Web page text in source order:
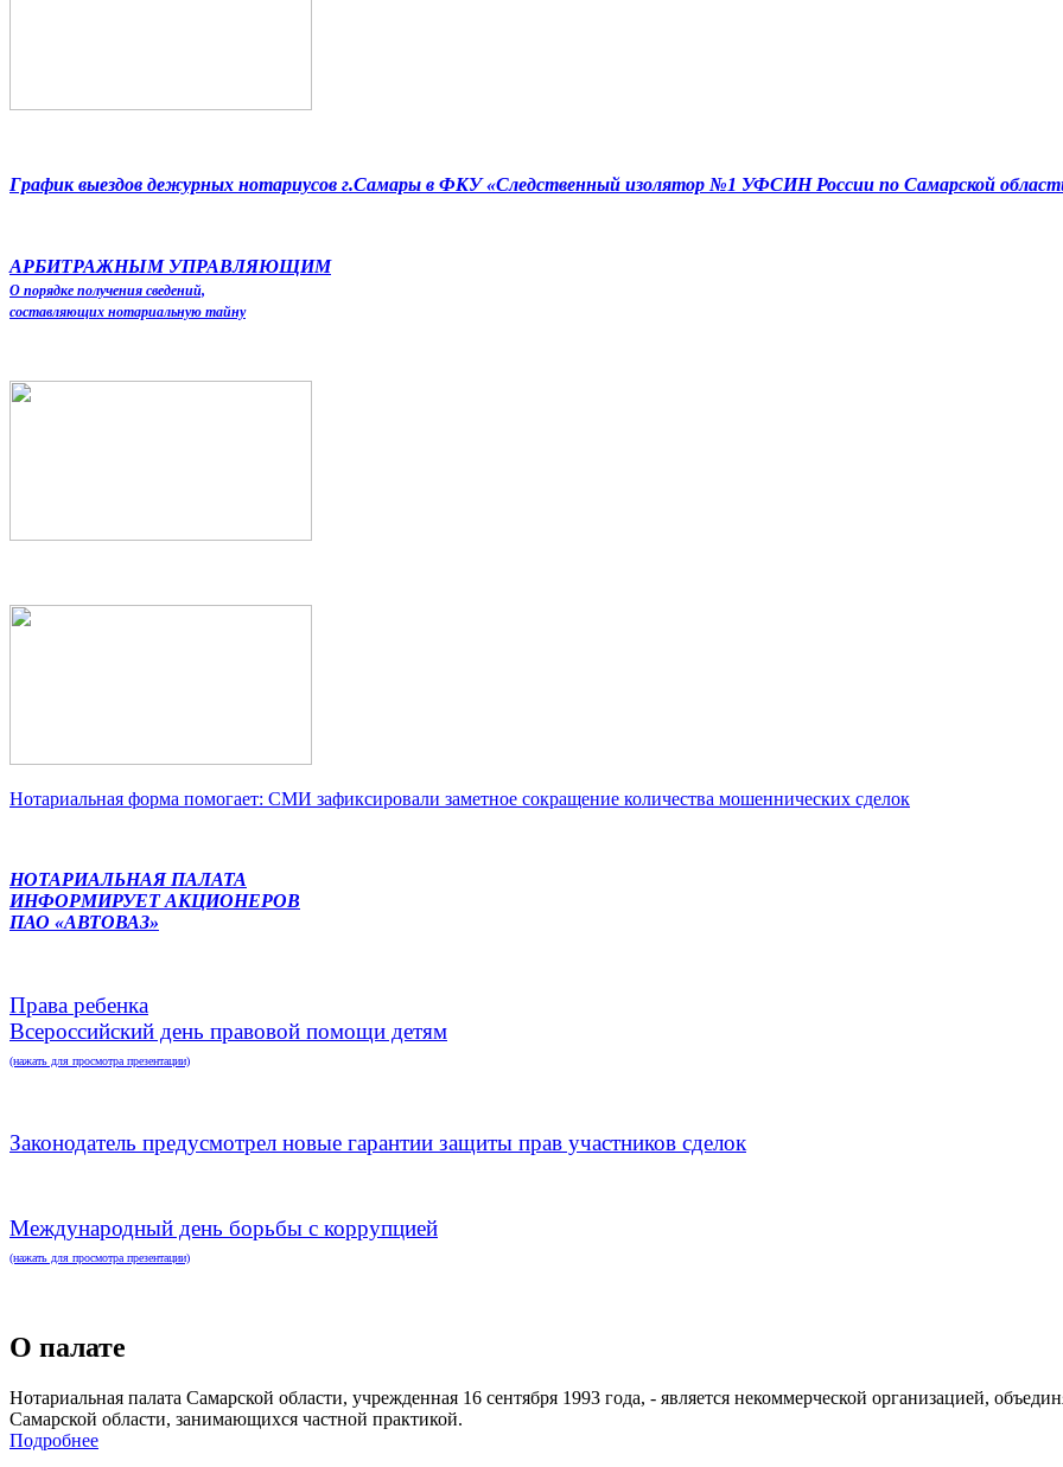
График выездов дежурных нотариусов г.Самары в ФКУ «Следственный изолятор №1 УФСИН России по Самарской
АРБИТРАЖНЫМ УПРАВЛЯЮЩИМ
О порядке получения сведений,
составляющих нотариальную тайну
Нотариальная форма помогает: СМИ зафиксировали заметное сокращение количества мошеннических сделок
НОТАРИАЛЬНАЯ ПАЛАТА
ИНФОРМИРУЕТ АКЦИОНЕРОВ
ПАО «АВТОВАЗ»
Права ребенка
Всероссийский день правовой помощи детям
(нажать для просмотра презентации)
Законодатель предусмотрел новые гарантии защиты прав участников сделок
Международный день борьбы с коррупцией
(нажать для просмотра презентации)
О палате
Нотариальная палата Самарской области, учрежденная 16 сентября 1993 года, - является некоммерческой организацией,
Самарской области, занимающихся частной практикой.
Подробнее